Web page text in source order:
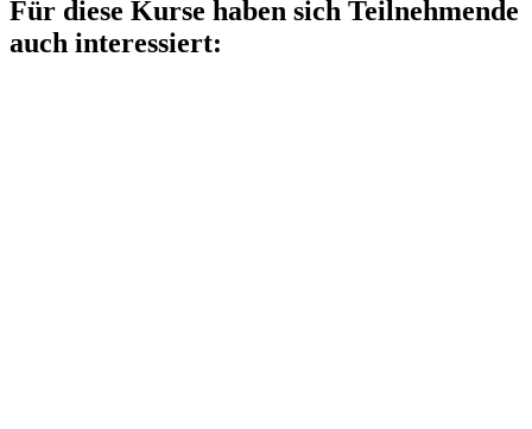
Für diese Kurse haben sich Teilnehmende
auch interessiert: